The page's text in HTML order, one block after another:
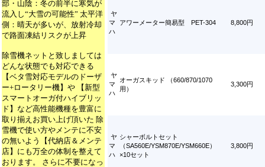
部・山陰：冬の前半に寒気が
流入し“大雪の可能性” 太平洋
側：晴天が多いが、放射冷却
で路面凍結リスクが上昇
除雪機ネットと致しましては
どんな状態でも対応できる
【ベタ雪対応モデルのドーザ
ー+ロータリー機】や 【新型
スマートオーガ付ハイブリッ
ド】など高性能機種を豊富に
取り揃えお買い上げ頂いた 除
雪機で使い方やメンテに不安
の無いよう【代納店＆メンテ
店】にも万全の体制を整えて
おります。 さらに不要になっ
ヤ
マ
ハ
アワーメーター簡易型 PET-304 8,800円
ヤ
マ
ハ
オーガスキッド （660/870/1070
用）
3,300円
ヤ
マ
ハ
シャーボルトセット
（SA560E/YSM870E/YSM660E）
×10セット
3,800円